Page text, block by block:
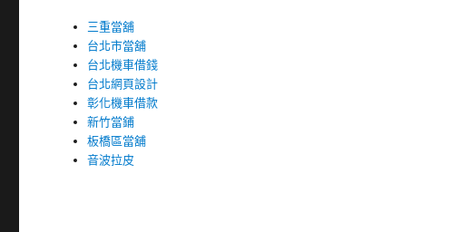
三重當舖
台北市當舖
台北機車借錢
台北網頁設計
彰化機車借款
新竹當鋪
板橋區當舖
音波拉皮